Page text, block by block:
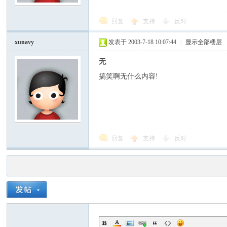
回复 支持 反对
xunavy 发表于 2003-7-18 10:07:44 显示全部楼层
无
搞笑啊无什么内容!
回复 支持 反对